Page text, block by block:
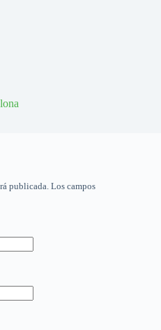
publicada. Los campos